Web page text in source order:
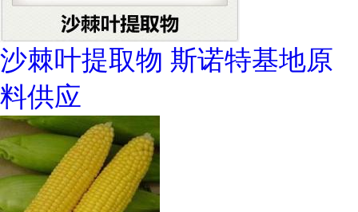
沙棘叶提取物 斯诺特基地原
料供应